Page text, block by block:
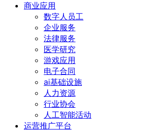
商业应用
数字人员工
企业服务
法律服务
医学研究
游戏应用
电子合同
ai基础设施
人力资源
行业协会
人工智能活动
运营推广平台